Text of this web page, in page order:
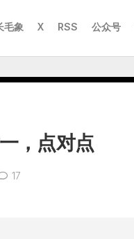
毛象 X RSS 公众号
，点对点
17